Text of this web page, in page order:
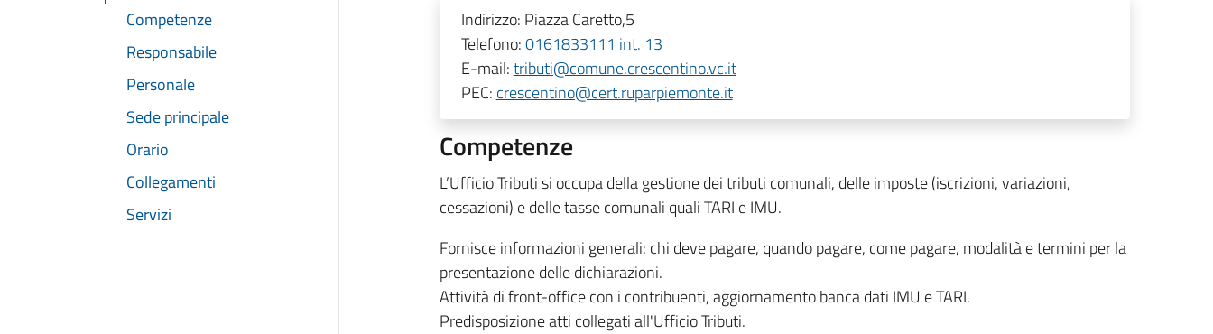
Competenze
Responsabile
Personale
Sede principale
Orario
Collegamenti
Servizi
Indirizzo: Piazza Caretto,5
Telefono:0161833111 int. 13
E-mail:tributi@comune.crescentino.vc.it
PEC: crescentino@cert.ruparpiemonte.it
Competenze
L’Ufficio Tributi si occupa della gestione dei tributi comunali, delle imposte (iscrizioni, variazioni,
cessazioni) e delle tasse comunali quali TARI e IMU.
Fornisce informazioni generali: chi deve pagare, quando pagare, come pagare, modalità e termini per la
presentazione delle dichiarazioni.
Attività di front-office con i contribuenti, aggiornamento banca dati IMU e TARI.
Predisposizione atti collegati all'Ufficio Tributi.